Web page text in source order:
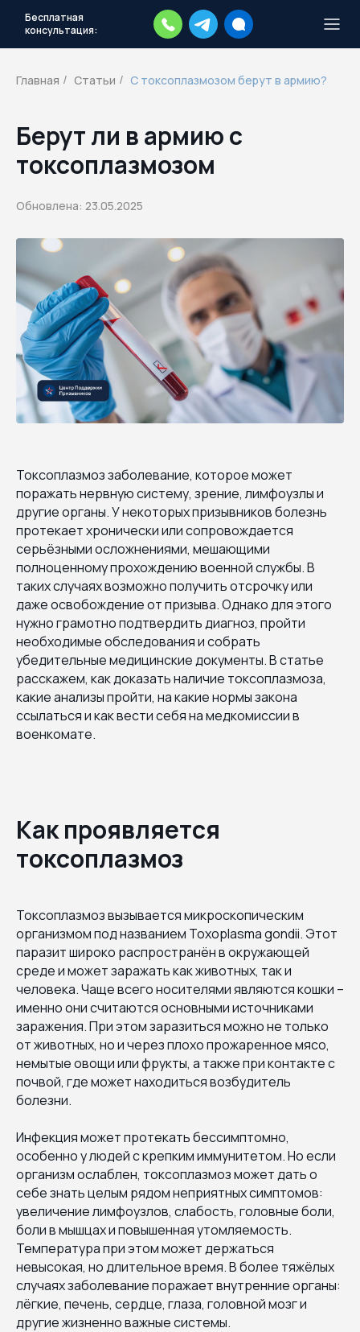
Бесплатная
консультация:
Главная / Статьи / С токсоплазмозом берут в армию?
Берут ли в армию с
токсоплазмозом
Обновлена: 23.05.2025
Токсоплазмоз заболевание, которое может
поражать нервную систему, зрение, лимфоузлы и
другие органы. У некоторых призывников болезнь
протекает хронически или сопровождается
серьёзными осложнениями, мешающими
полноценному прохождению военной службы. В
таких случаях возможно получить отсрочку или
даже освобождение от призыва. Однако для этого
нужно грамотно подтвердить диагноз, пройти
необходимые обследования и собрать
убедительные медицинские документы. В статье
расскажем, как доказать наличие токсоплазмоза,
какие анализы пройти, на какие нормы закона
ссылаться и как вести себя на медкомиссии в
военкомате.
Как проявляется
токсоплазмоз
Токсоплазмоз вызывается микроскопическим
организмом под названием Toxoplasma gondii. Этот
паразит широко распространён в окружающей
среде и может заражать как животных, так и
человека. Чаще всего носителями являются кошки –
именно они считаются основными источниками
заражения. При этом заразиться можно не только
от животных, но и через плохо прожаренное мясо,
немытые овощи или фрукты, а также при контакте с
почвой, где может находиться возбудитель
болезни.
Инфекция может протекать бессимптомно,
особенно у людей с крепким иммунитетом. Но если
организм ослаблен, токсоплазмоз может дать о
себе знать целым рядом неприятных симптомов:
увеличение лимфоузлов, слабость, головные боли,
боли в мышцах и повышенная утомляемость.
Температура при этом может держаться
невысокая, но длительное время. В более тяжёлых
случаях заболевание поражает внутренние органы:
лёгкие, печень, сердце, глаза, головной мозг и
другие жизненно важные системы.
каждый день.
Экстренный план
действий